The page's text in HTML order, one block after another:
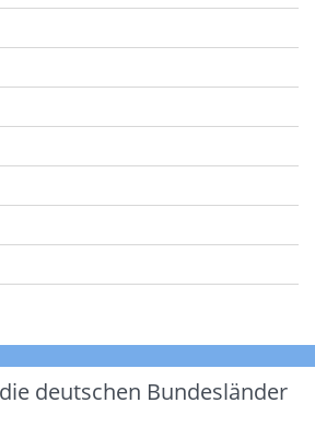
deutschen Bundesländer